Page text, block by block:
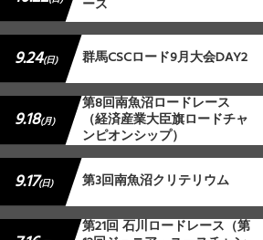
ース
9.24(日) 群馬CSCロード9月大会DAY2
9.18(月)
第8回南魚沼ロードレース
（経済産業大臣旗ロードチャ
ンピオンシップ）
9.17(日) 第3回南魚沼クリテリウム
第21回 石川ロードレース（第